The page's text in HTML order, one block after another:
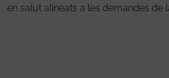
en salut alineats a les demandes de